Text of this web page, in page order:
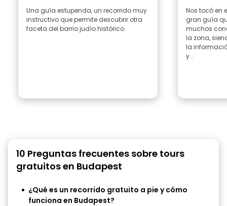
Una guía estupenda, un recorrido muy
instructivo que permite descubrir otra
faceta del barrio judío histórico.
Nos tocó en
gran guía
muchos
la zona,
la
y...
10 Preguntas frecuentes sobre tours
gratuitos en Budapest
¿Qué es un recorrido gratuito a pie y cómo
funciona en Budapest?